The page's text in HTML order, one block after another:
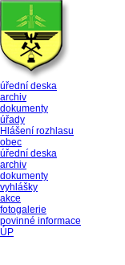
úřední deska
archiv
dokumenty
úřady
Hlášení rozhlasu
obec
úřední deska
archiv
dokumenty
vyhlášky
akce
fotogalerie
povinné informace
ÚP